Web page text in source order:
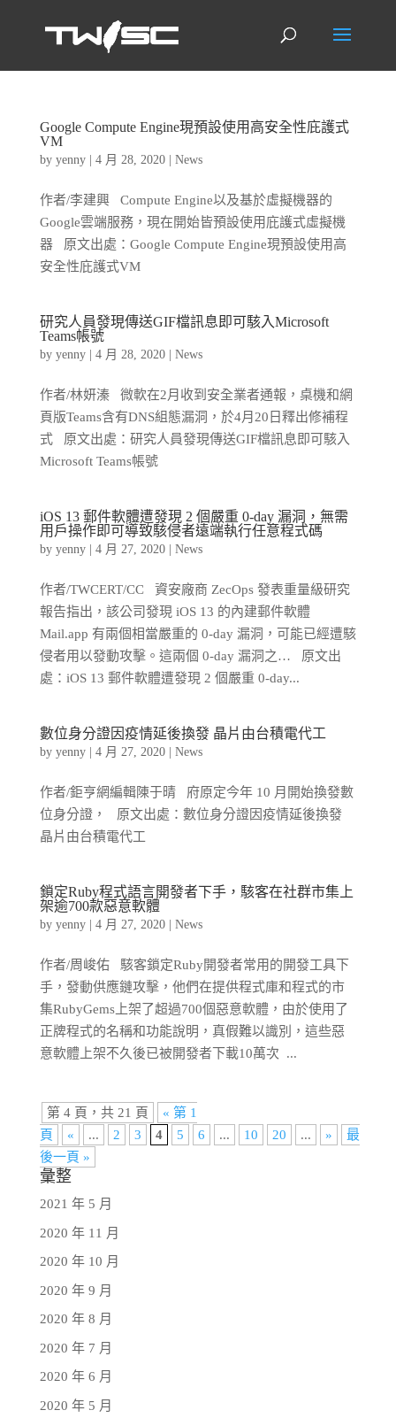
Google Compute Engine現預設使用高安全性庇護式
VM
by yenny| 4 月 28, 2020| News
作者/李建興 Compute Engine以及基於虛擬機器的
Google雲端服務，現在開始皆預設使用庇護式虛擬機
器 原文出處：Google Compute Engine現預設使用高
安全性庇護式VM
研究人員發現傳送GIF檔訊息即可駭入Microsoft
Teams帳號
by yenny| 4 月 28, 2020| News
作者/林妍溱 微軟在2月收到安全業者通報，桌機和網
頁版Teams含有DNS組態漏洞，於4月20日釋出修補程
式 原文出處：研究人員發現傳送GIF檔訊息即可駭入
Microsoft Teams帳號
iOS 13 郵件軟體遭發現 2 個嚴重 0-day 漏洞，無需
用戶操作即可導致駭侵者遠端執行任意程式碼
by yenny| 4 月 27, 2020| News
作者/TWCERT/CC 資安廠商 ZecOps 發表重量級研究
報告指出，該公司發現 iOS 13 的內建郵件軟體
Mail.app 有兩個相當嚴重的 0-day 漏洞，可能已經遭駭
侵者用以發動攻擊。這兩個 0-day 漏洞之… 原文出
處：iOS 13 郵件軟體遭發現 2 個嚴重 0-day...
數位身分證因疫情延後換發 晶片由台積電代工
by yenny| 4 月 27, 2020| News
作者/鉅亨網編輯陳于晴 府原定今年 10 月開始換發數
位身分證， 原文出處：數位身分證因疫情延後換發
晶片由台積電代工
鎖定Ruby程式語言開發者下手，駭客在社群市集上
架逾700款惡意軟體
by yenny| 4 月 27, 2020| News
作者/周峻佑 駭客鎖定Ruby開發者常用的開發工具下
手，發動供應鏈攻擊，他們在提供程式庫和程式的市
集RubyGems上架了超過700個惡意軟體，由於使用了
正牌程式的名稱和功能說明，真假難以識別，這些惡
意軟體上架不久後已被開發者下載10萬次 ...
第 4 頁，共 21 頁
« 第 1
頁
« ... 2 3 4 5 6 ... 10 20 ... »
最
後一頁 »
彙整
2021 年 5 月
2020 年 11 月
2020 年 10 月
2020 年 9 月
2020 年 8 月
2020 年 7 月
2020 年 6 月
2020 年 5 月